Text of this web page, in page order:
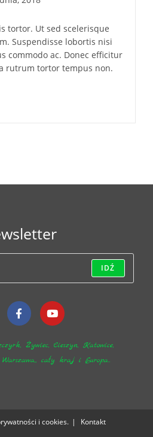
tortor. Ut sed scelerisque
Suspendisse lobortis nisi
commodo ac. Donec efficitur
rutrum tortor tempus non.
IDŹ
Żywiec, Cieszyn, Katowice,
Warszawa,, cały kraj i Europa..
i cookies. Kontakt